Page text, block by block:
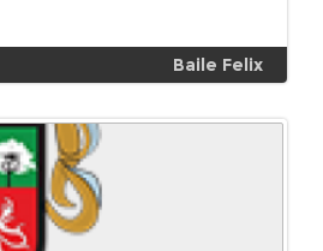
Baile Felix